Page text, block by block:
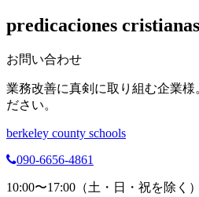
predicaciones
お問い合わせ
業務改善に真剣に取り組む企業様
ださい。
berkeley county schools
090-6656-4861
10:00〜17:00（土・日・祝を除く）